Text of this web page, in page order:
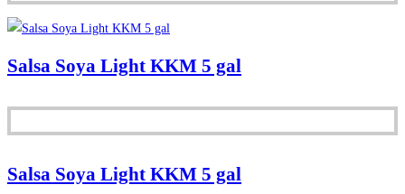
Salsa Soya Light KKM 5 gal
Salsa Soya Light KKM 5 gal